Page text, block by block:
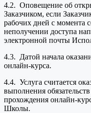
4.2. Оповещение об
Заказчиком, если
рабочих дней с момента
неполучении доступа
электронной почты
4.3. Датой начала
онлайн-курса.
4.4. Услуга считается
выполнения
прохождения онлайн-
Школы.